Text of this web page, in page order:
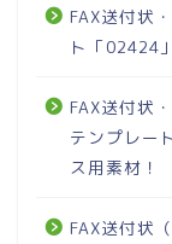
FAX送付状
ト「02424
FAX送付状
テンプレー
ス用素材！
FAX送付状